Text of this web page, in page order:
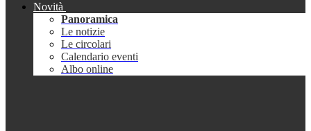
Novità
Panoramica
Le notizie
Le circolari
Calendario eventi
Albo online